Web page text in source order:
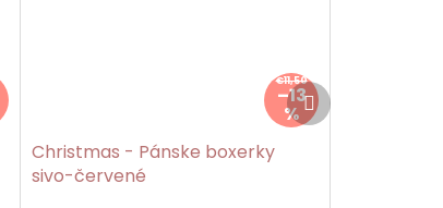
€11,50
–13
%
Christmas - Pánske boxerky
sivo-červené
Ďalší
produkt